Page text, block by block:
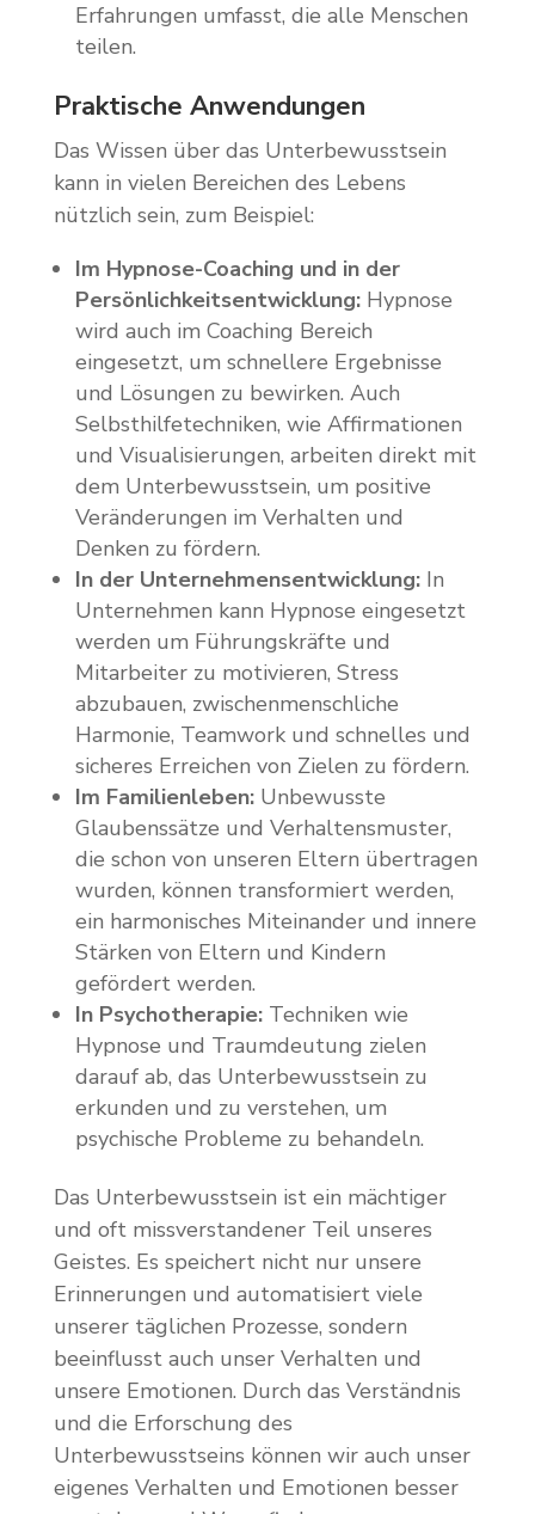
Erfahrungen umfasst, die alle Menschen
teilen.
Praktische Anwendungen
Das Wissen über das Unterbewusstsein
kann in vielen Bereichen des Lebens
nützlich sein, zum Beispiel:
Im Hypnose-Coaching und in der
Persönlichkeitsentwicklung:Hypnose
wird auch im Coaching Bereich
eingesetzt, um schnellere Ergebnisse
und Lösungen zu bewirken. Auch
Selbsthilfetechniken, wie Affirmationen
und Visualisierungen, arbeiten direkt mit
dem Unterbewusstsein, um positive
Veränderungen im Verhalten und
Denken zu fördern.
In der Unternehmensentwicklung:In
Unternehmen kann Hypnose eingesetzt
werden um Führungskräfte und
Mitarbeiter zu motivieren, Stress
abzubauen, zwischenmenschliche
Harmonie, Teamwork und schnelles und
sicheres Erreichen von Zielen zu fördern.
Im Familienleben:Unbewusste
Glaubenssätze und Verhaltensmuster,
die schon von unseren Eltern übertragen
wurden, können transformiert werden,
ein harmonisches Miteinander und innere
Stärken von Eltern und Kindern
gefördert werden.
In Psychotherapie:Techniken wie
Hypnose und Traumdeutung zielen
darauf ab, das Unterbewusstsein zu
erkunden und zu verstehen, um
psychische Probleme zu behandeln.
Das Unterbewusstsein ist ein mächtiger
und oft missverstandener Teil unseres
Geistes. Es speichert nicht nur unsere
Erinnerungen und automatisiert viele
unserer täglichen Prozesse, sondern
beeinflusst auch unser Verhalten und
unsere Emotionen. Durch das Verständnis
und die Erforschung des
Unterbewusstseins können wir auch unser
eigenes Verhalten und Emotionen besser